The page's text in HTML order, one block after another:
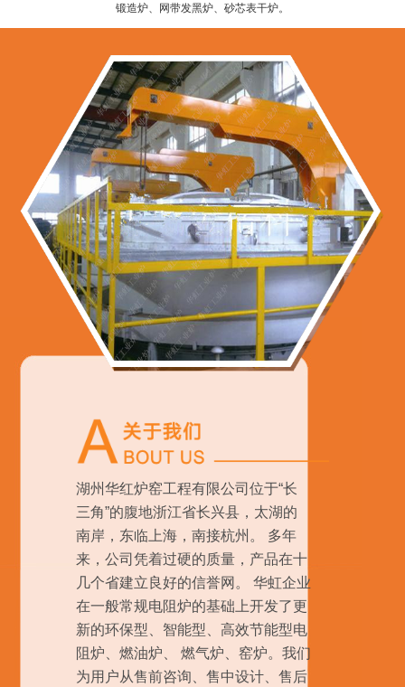
锻造炉、网带发黑炉、砂芯表干炉。
湖州华红炉窑工程有限公司位于“长
三角”的腹地浙江省长兴县，太湖的
南岸，东临上海，南接杭州。 多年
来，公司凭着过硬的质量，产品在十
几个省建立良好的信誉网。 华虹企业
在一般常规电阻炉的基础上开发了更
新的环保型、智能型、高效节能型电
阻炉、燃油炉、 燃气炉、窑炉。我们
为用户从售前咨询、售中设计、售后